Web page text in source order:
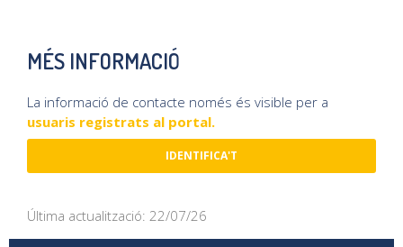
MÉS INFORMACIÓ
La informació de contacte només és visible per a
usuaris registrats al portal.
IDENTIFICA'T
Última actualització: 22/07/26